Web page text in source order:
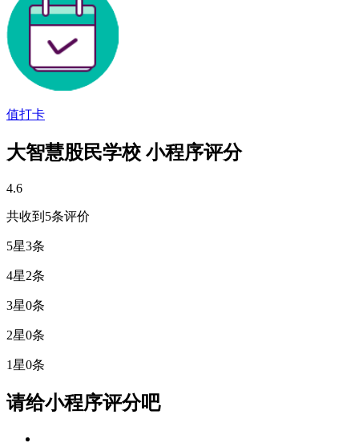
值打卡
大智慧股民学校 小程序评分
4.6
共收到5条评价
5星3条
4星2条
3星0条
2星0条
1星0条
请给小程序评分吧